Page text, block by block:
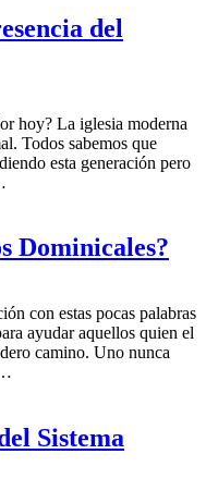
del
hoy? La iglesia moderna
Todos sabemos que
esta generación pero
Dominicales?
con estas pocas palabras
ayudar aquellos quien el
camino. Uno nunca
Sistema